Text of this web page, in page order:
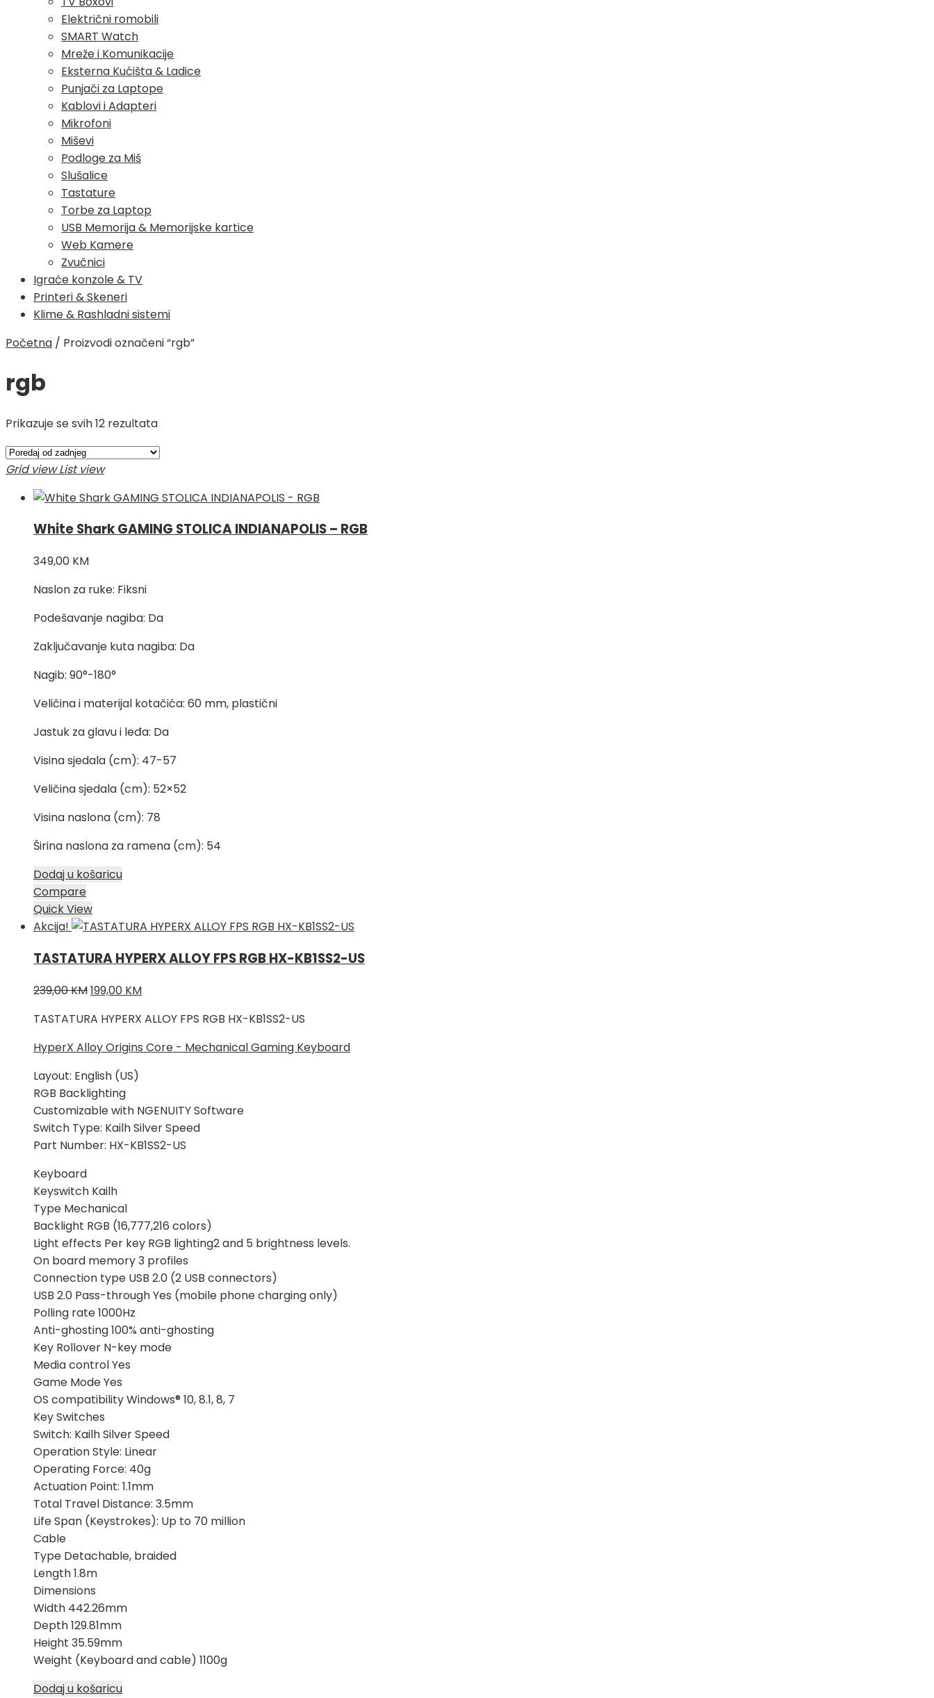
Električni romobili
SMART Watch
Mreže i Komunikacije
Eksterna Kućišta & Ladice
Punjači za Laptope
Kablovi i Adapteri
Mikrofoni
Miševi
Podloge za Miš
Slušalice
Tastature
Torbe za Laptop
USB Memorija & Memorijske kartice
Web Kamere
Zvučnici
Igraće konzole & TV
Printeri & Skeneri
Klime & Rashladni sistemi
Početna / Proizvodi označeni “rgb”
rgb
Prikazuje se svih 12 rezultataPoredano
najnovijem
Grid view List view
White Shark GAMING STOLICA INDIANAPOLIS – RGB
349,00 KM
Naslon za ruke: Fiksni
Podešavanje nagiba: Da
Zaključavanje kuta nagiba: Da
Nagib: 90°-180°
Veličina i materijal kotačića: 60 mm, plastični
Jastuk za glavu i leđa: Da
Visina sjedala (cm): 47-57
Veličina sjedala (cm): 52×52
Visina naslona (cm): 78
Širina naslona za ramena (cm): 54
Dodaj u košaricu
Compare
Quick View
Akcija!
TASTATURA HYPERX ALLOY FPS RGB HX-KB1SS2-US
239,00KMIzvorna
bila
je:
239,00 KM.
199,00 KMTrenutna
je:
199,00 KM.
TASTATURA HYPERX ALLOY FPS RGB HX-KB1SS2-US
HyperX Alloy Origins Core - Mechanical Gaming Keyboard
Layout: English (US)
RGB Backlighting
Customizable with NGENUITY Software
Switch Type: Kailh Silver Speed
Part Number: HX-KB1SS2-US
Keyboard
Keyswitch Kailh
Type Mechanical
Backlight RGB (16,777,216 colors)
Light effects Per key RGB lighting2 and 5 brightness levels.
On board memory 3 profiles
Connection type USB 2.0 (2 USB connectors)
USB 2.0 Pass-through Yes (mobile phone charging only)
Polling rate 1000Hz
Anti-ghosting 100% anti-ghosting
Key Rollover N-key mode
Media control Yes
Game Mode Yes
OS compatibility Windows® 10, 8.1, 8, 7
Key Switches
Switch: Kailh Silver Speed
Operation Style: Linear
Operating Force: 40g
Actuation Point: 1.1mm
Total Travel Distance: 3.5mm
Life Span (Keystrokes): Up to 70 million
Cable
Type Detachable, braided
Length 1.8m
Dimensions
Width 442.26mm
Depth 129.81mm
Height 35.59mm
Weight (Keyboard and cable) 1100g
Dodaj u košaricu